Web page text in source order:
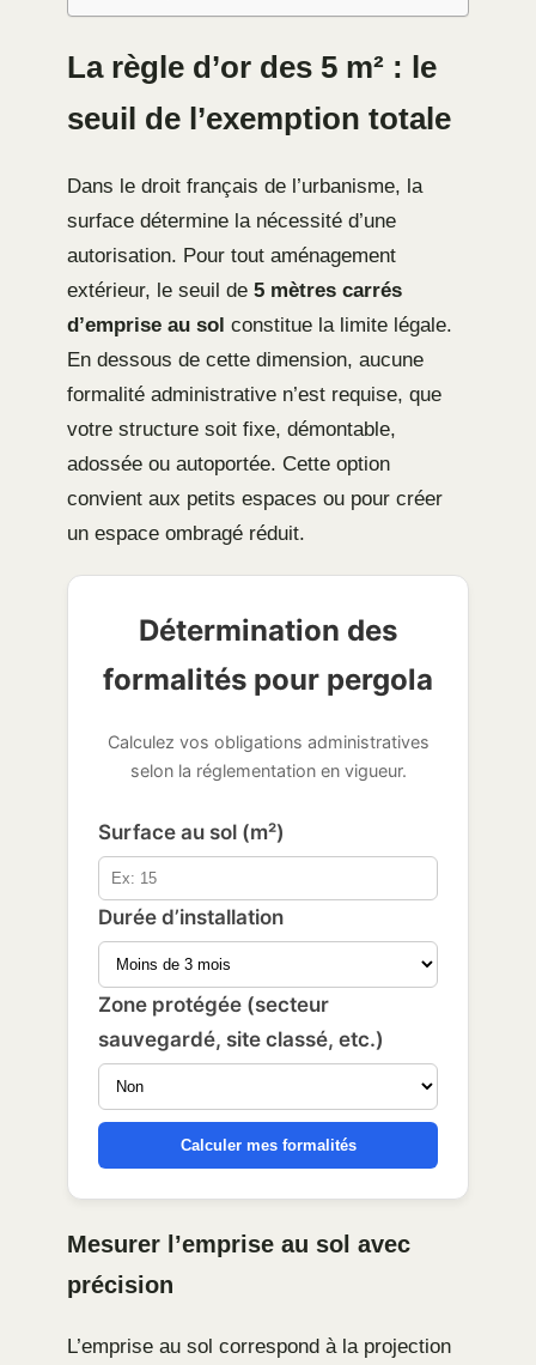
La règle d’or des 5 m² : le
seuil de l’exemption totale
Dans le droit français de l’urbanisme, la
surface détermine la nécessité d’une
autorisation. Pour tout aménagement
extérieur, le seuil de 5 mètres carrés
d’emprise au sol constitue la limite légale.
En dessous de cette dimension, aucune
formalité administrative n’est requise, que
votre structure soit fixe, démontable,
adossée ou autoportée. Cette option
convient aux petits espaces ou pour créer
un espace ombragé réduit.
Détermination des
formalités pour pergola
Calculez vos obligations administratives
selon la réglementation en vigueur.
Surface au sol (m²)
Durée d’installation
Zone protégée (secteur
sauvegardé, site classé, etc.)
Calculer mes formalités
Mesurer l’emprise au sol avec
précision
L’emprise au sol correspond à la projection